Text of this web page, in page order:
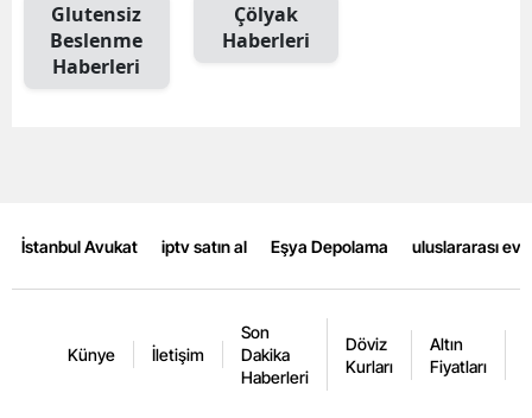
İzmir
Kars
Kırşehir
Glutensiz
Beslenme
Haberleri
Çölyak
Haberleri
İstanbul Avukat iptv satın al Eşya Depolama uluslararası
Künye İletişim
Son
Dakika
Haberleri
Döviz
Kurları
Altın
Fiyatları